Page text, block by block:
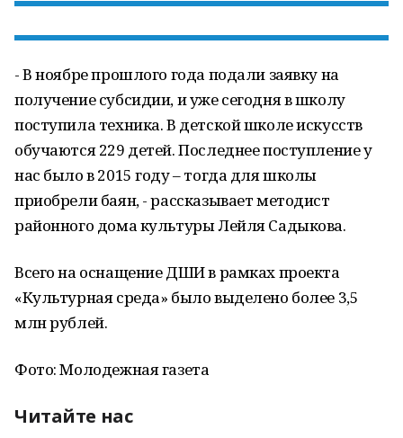
- В ноябре прошлого года подали заявку на
получение субсидии, и уже сегодня в школу
поступила техника. В детской школе искусств
обучаются 229 детей. Последнее поступление у
нас было в 2015 году – тогда для школы
приобрели баян, - рассказывает методист
районного дома культуры Лейля Садыкова.
Всего на оснащение ДШИ в рамках проекта
«Культурная среда» было выделено более 3,5
млн рублей.
Фото: Молодежная газета
Читайте нас